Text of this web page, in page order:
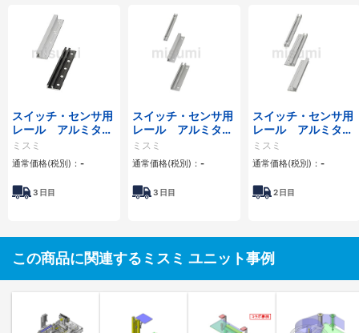
スイッチ・センサ用
レール アルミタイ
プ Ｌ寸指定 穴位
置指定タイプ
ミスミ
通常価格(税別)： -
3 日目
スイッチ・センサ用
レール アルミタイ
プ Ｌ寸指定 穴位
置固定タイプ
ミスミ
通常価格(税別)： -
3 日目
スイッチ・センサ用
レール アルミタイ
プ Ｌ寸指定 目盛
付きタイプ
ミスミ
通常価格(税別)： -
2日目
この商品に関連するミスミ ユニット事例